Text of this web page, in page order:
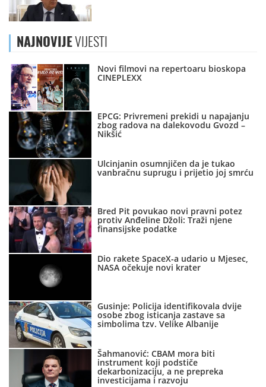
NAJNOVIJEVIJESTI
Novi filmovi na repertoaru bioskopa
CINEPLEXX
EPCG: Privremeni prekidi u napajanju
zbog radova na dalekovodu Gvozd –
Nikšić
Ulcinjanin osumnjičen da je tukao
vanbračnu suprugu i prijetio joj smrću
Bred Pit povukao novi pravni potez
protiv Anđeline Džoli: Traži njene
finansijske podatke
Dio rakete SpaceX-a udario u Mjesec,
NASA očekuje novi krater
Gusinje: Policija identifikovala dvije
osobe zbog isticanja zastave sa
simbolima tzv. Velike Albanije
Šahmanović: CBAM mora biti
instrument koji podstiče
dekarbonizaciju, a ne prepreka
investicijama i razvoju